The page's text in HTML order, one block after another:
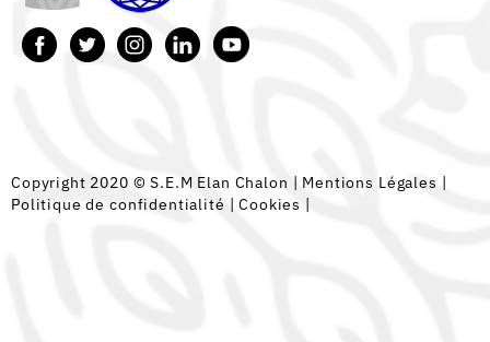
Copyright 2020 © S.E.M Elan Chalon | Mentions Légales |
Politique de confidentialité |Cookies |